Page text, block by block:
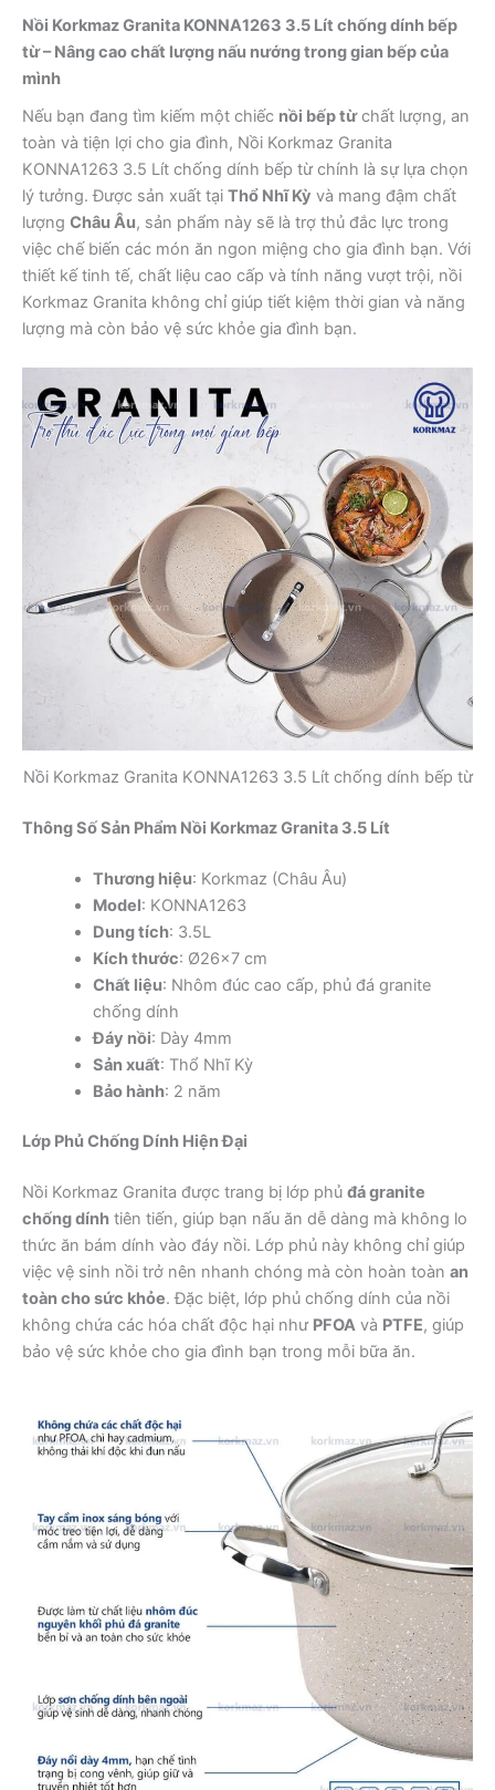
Nồi Korkmaz Granita KONNA1263 3.5 Lít chống dính bếp
từ– Nâng cao chất lượng nấu nướng trong gian bếp của
mình
Nếu bạn đang tìm kiếm một chiếc nồi bếp từchất lượng, an
toàn và tiện lợi cho gia đình, Nồi Korkmaz Granita
KONNA1263 3.5 Lít chống dính bếp từ chính là sự lựa chọn
lý tưởng. Được sản xuất tại Thổ Nhĩ Kỳ và mang đậm chất
lượng Châu Âu, sản phẩm này sẽ là trợ thủ đắc lực trong
việc chế biến các món ăn ngon miệng cho gia đình bạn. Với
thiết kế tinh tế, chất liệu cao cấp và tính năng vượt trội, nồi
Korkmaz Granita không chỉ giúp tiết kiệm thời gian và năng
lượng mà còn bảo vệ sức khỏe gia đình bạn.
Nồi Korkmaz Granita KONNA1263 3.5 Lít chống dính bếp từ
Thông Số Sản Phẩm Nồi Korkmaz Granita 3.5 Lít
Thương hiệu: Korkmaz (Châu Âu)
Model: KONNA1263
Dung tích: 3.5L
Kích thước: Ø26×7 cm
Chất liệu: Nhôm đúc cao cấp, phủ đá granite
chống dính
Đáy nồi: Dày 4mm
Sản xuất: Thổ Nhĩ Kỳ
Bảo hành: 2 năm
Lớp Phủ Chống Dính Hiện Đại
Nồi Korkmaz Granita được trang bị lớp phủ đá granite
chống dính tiên tiến, giúp bạn nấu ăn dễ dàng mà không lo
thức ăn bám dính vào đáy nồi. Lớp phủ này không chỉ giúp
việc vệ sinh nồi trở nên nhanh chóng mà còn hoàn toàn an
toàn cho sức khỏe. Đặc biệt, lớp phủ chống dính của nồi
không chứa các hóa chất độc hại như PFOA và PTFE, giúp
bảo vệ sức khỏe cho gia đình bạn trong mỗi bữa ăn.